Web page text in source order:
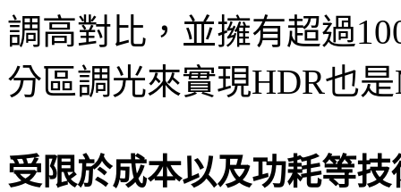
調高對比，並擁有超過
分區調光來實現HDR也
受限於成本以及功耗等